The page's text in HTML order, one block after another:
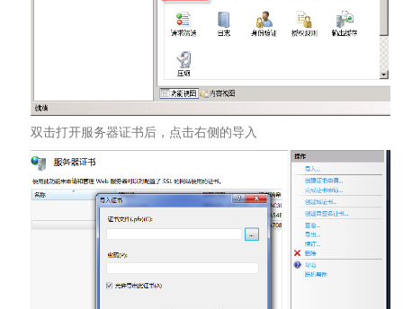
双击打开服务器证书后，点击右侧的导入